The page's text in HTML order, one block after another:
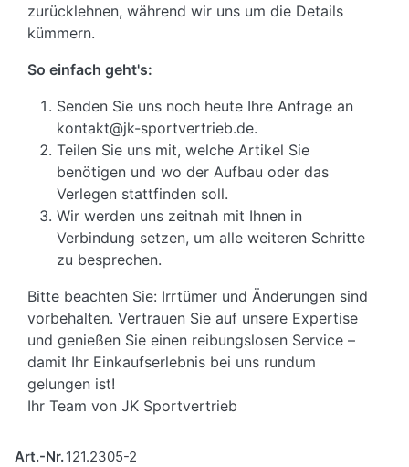
zurücklehnen, während wir uns um die Details
kümmern.
So einfach geht's:
Senden Sie uns noch heute Ihre Anfrage an
kontakt@jk-sportvertrieb.de.
Teilen Sie uns mit, welche Artikel Sie
benötigen und wo der Aufbau oder das
Verlegen stattfinden soll.
Wir werden uns zeitnah mit Ihnen in
Verbindung setzen, um alle weiteren Schritte
zu besprechen.
Bitte beachten Sie: Irrtümer und Änderungen sind
vorbehalten. Vertrauen Sie auf unsere Expertise
und genießen Sie einen reibungslosen Service –
damit Ihr Einkaufserlebnis bei uns rundum
gelungen ist!
Ihr Team von JK Sportvertrieb
Art.-Nr.121.2305-2